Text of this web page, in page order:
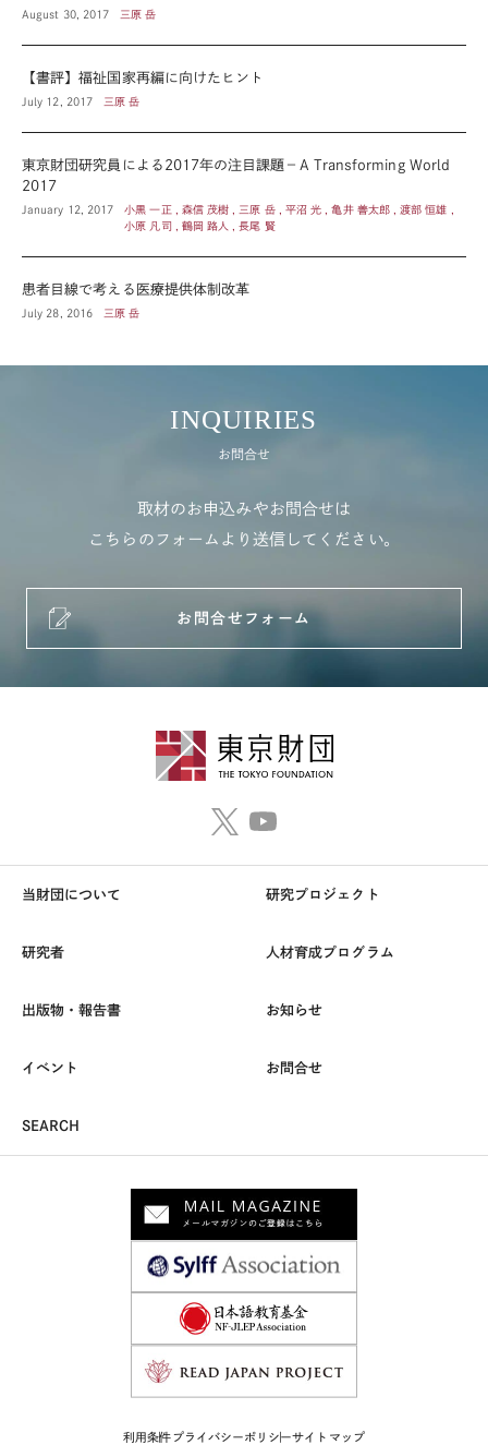
August 30, 2017 三原 岳
【書評】福祉国家再編に向けたヒント
July 12, 2017 三原 岳
東京財団研究員による2017年の注目課題－A Transforming World
2017
January 12, 2017
小黒 一正 , 森信 茂樹 , 三原 岳 , 平沼 光 , 亀井 善太郎 , 渡部 恒雄 ,
小原 凡司 , 鶴岡 路人 , 長尾 賢
患者目線で考える医療提供体制改革
July 28, 2016 三原 岳
INQUIRIES
お問合せ
取材のお申込みやお問合せは
こちらのフォームより送信してください。
お問合せフォーム
当財団について 研究プロジェクト
研究者 人材育成プログラム
出版物・報告書 お知らせ
イベント お問合せ
SEARCH
利用条件プライバシーポリシーサイトマップ